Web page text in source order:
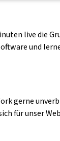
live die
und
gerne
für unser